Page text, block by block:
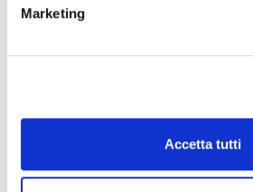
Marketing
Accetta tutti
favorite_border